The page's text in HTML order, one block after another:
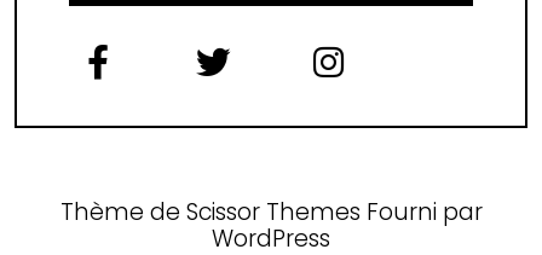
Thème de Scissor Themes Fourni par
WordPress